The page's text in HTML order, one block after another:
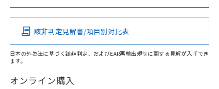
Pb Hg Cd Cr(VI)
O
在庫等で未対応品が混在する可能性があります。
この製品の規格認証/適合状況ページへ
その他の認証はこちらのページからご検索ください
該非判定見解書/項目別対比表
日本の外為法に基づく該非判定、およびEAR再輸出規制に関する見解が入手でき
ます。
オンライン購入